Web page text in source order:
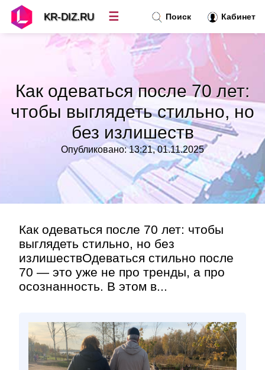
Как одеваться после 70 лет:
чтобы выглядеть стильно, но
без излишеств
Опубликовано: 13:21, 01.11.2025
Как одеваться после 70 лет: чтобы
выглядеть стильно, но без
излишествОдеваться стильно после
70 — это уже не про тренды, а про
осознанность. В этом в...
Поиск Кабинет
KR-DIZ.RU ☰
Топ новостей »
»
Контакт»